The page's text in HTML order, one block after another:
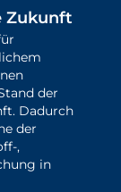
Zukunft
der
Dadurch
der
,
in